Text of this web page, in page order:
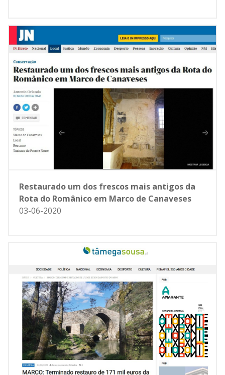
Restaurado um dos frescos mais antigos da
Rota do Românico em Marco de Canaveses
03-06-2020